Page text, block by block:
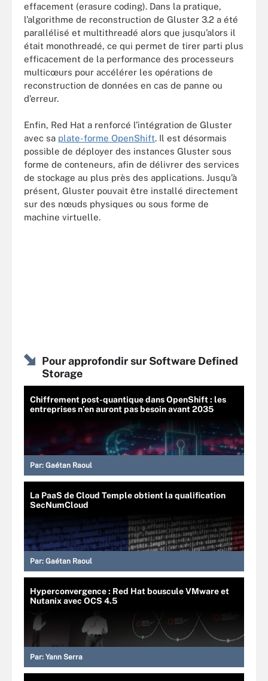
effacement (erasure coding). Dans la pratique,
l’algorithme de reconstruction de Gluster 3.2 a été
parallélisé et multithreadé alors que jusqu’alors il
était monothreadé, ce qui permet de tirer parti plus
efficacement de la performance des processeurs
multicœurs pour accélérer les opérations de
reconstruction de données en cas de panne ou
d’erreur.
Enfin, Red Hat a renforcé l’intégration de Gluster
avec sa plate-forme OpenShift. Il est désormais
possible de déployer des instances Gluster sous
forme de conteneurs, afin de délivrer des services
de stockage au plus près des applications. Jusqu’à
présent, Gluster pouvait être installé directement
sur des nœuds physiques ou sous forme de
machine virtuelle.
Pour approfondir sur Software Defined
Storage
Chiffrement post-quantique dans OpenShift : les
entreprises n’en auront pas besoin avant 2035
Par: Gaétan Raoul
La PaaS de Cloud Temple obtient la qualification
SecNumCloud
Par: Gaétan Raoul
Hyperconvergence : Red Hat bouscule VMware et
Nutanix avec OCS 4.5
Par: Yann Serra